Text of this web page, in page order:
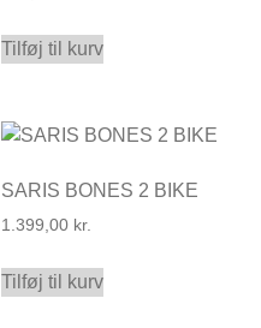
Tilføj til kurv
SARIS BONES 2 BIKE
1.399,00 kr.
Tilføj til kurv